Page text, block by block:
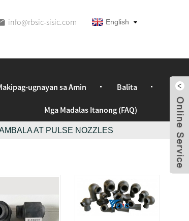
info@rbsic-sisic.com English
ugnayan sa Amin Balita
Mga Madalas Itanong (FAQ)
AT PULSE NOZZLES